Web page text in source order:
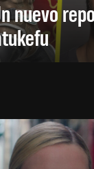
nuevo